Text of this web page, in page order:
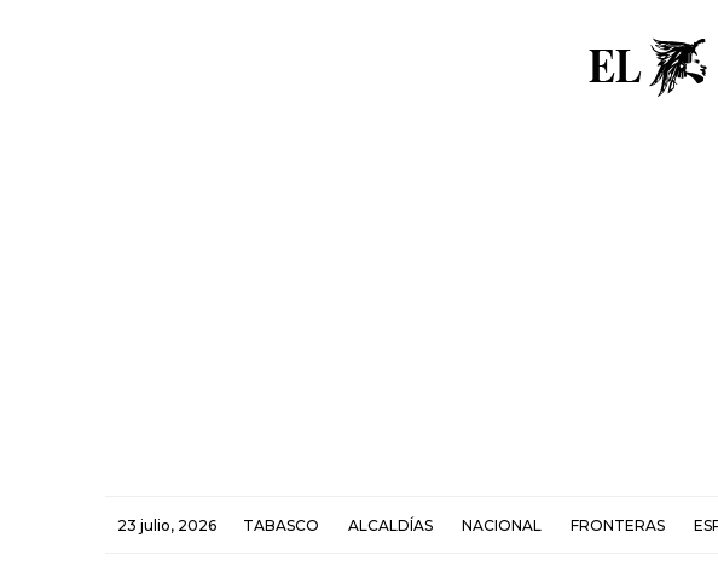
23 julio, 2026 TABASCO ALCALDÍAS NACIONAL FRONTERAS